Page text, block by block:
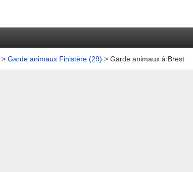
> Garde animaux Finistère (29) > Garde animaux à Brest